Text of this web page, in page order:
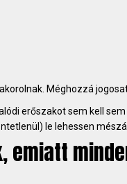
Méghozzá
erőszakot sem kell
le lehessen
emiatt